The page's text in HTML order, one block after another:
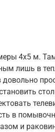
4х5 м.
лишь в
довольно
в
и